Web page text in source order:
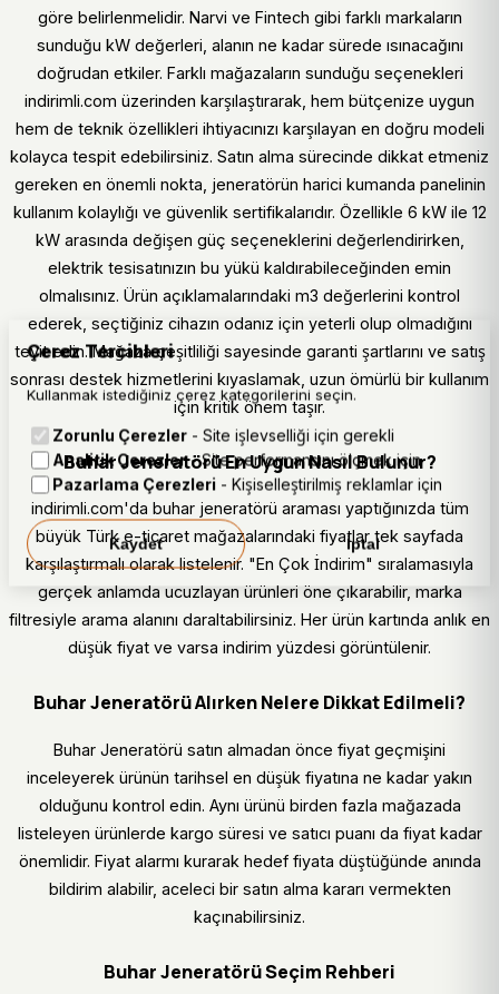
göre belirlenmelidir. Narvi ve Fintech gibi farklı markaların
sunduğu kW değerleri, alanın ne kadar sürede ısınacağını
doğrudan etkiler. Farklı mağazaların sunduğu seçenekleri
indirimli.com üzerinden karşılaştırarak, hem bütçenize uygun
hem de teknik özellikleri ihtiyacınızı karşılayan en doğru modeli
kolayca tespit edebilirsiniz. Satın alma sürecinde dikkat etmeniz
gereken en önemli nokta, jeneratörün harici kumanda panelinin
kullanım kolaylığı ve güvenlik sertifikalarıdır. Özellikle 6 kW ile 12
kW arasında değişen güç seçeneklerini değerlendirirken,
elektrik tesisatınızın bu yükü kaldırabileceğinden emin
olmalısınız. Ürün açıklamalarındaki m3 değerlerini kontrol
ederek, seçtiğiniz cihazın odanız için yeterli olup olmadığını
teyit edin. Mağaza çeşitliliği sayesinde garanti şartlarını ve satış
sonrası destek hizmetlerini kıyaslamak, uzun ömürlü bir kullanım
için kritik önem taşır.
Buhar Jeneratörü En Uygun Nasıl Bulunur?
indirimli.com'da buhar jeneratörü araması yaptığınızda tüm
büyük Türk e-ticaret mağazalarındaki fiyatlar tek sayfada
karşılaştırmalı olarak listelenir. "En Çok İndirim" sıralamasıyla
gerçek anlamda ucuzlayan ürünleri öne çıkarabilir, marka
filtresiyle arama alanını daraltabilirsiniz. Her ürün kartında anlık en
düşük fiyat ve varsa indirim yüzdesi görüntülenir.
Buhar Jeneratörü Alırken Nelere Dikkat Edilmeli?
Buhar Jeneratörü satın almadan önce fiyat geçmişini
inceleyerek ürünün tarihsel en düşük fiyatına ne kadar yakın
olduğunu kontrol edin. Aynı ürünü birden fazla mağazada
listeleyen ürünlerde kargo süresi ve satıcı puanı da fiyat kadar
önemlidir. Fiyat alarmı kurarak hedef fiyata düştüğünde anında
bildirim alabilir, aceleci bir satın alma kararı vermekten
kaçınabilirsiniz.
Buhar Jeneratörü Seçim Rehberi
Çerez Tercihleri
Kullanmak istediğiniz çerez kategorilerini seçin.
Zorunlu Çerezler - Site işlevselliği için gerekli
Analitik Çerezler- Site performansını ölçmek için
Pazarlama Çerezleri - Kişiselleştirilmiş reklamlar için
Kaydet İptal